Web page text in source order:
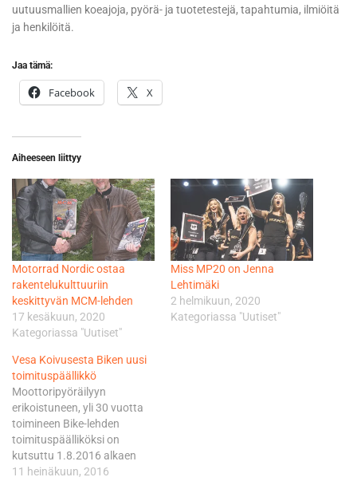
uutuusmallien koeajoja, pyörä- ja tuotetestejä, tapahtumia, ilmiöitä
ja henkilöitä.
Jaa tämä:
Facebook X
Aiheeseen liittyy
Motorrad Nordic ostaa
rakentelukulttuuriin
keskittyvän MCM-lehden
17 kesäkuun, 2020
Kategoriassa "Uutiset"
Miss MP20 on Jenna
Lehtimäki
2 helmikuun, 2020
Kategoriassa "Uutiset"
Vesa Koivusesta Biken uusi
toimituspäällikkö
Moottoripyöräilyyn
erikoistuneen, yli 30 vuotta
toimineen Bike-lehden
toimituspäälliköksi on
kutsuttu 1.8.2016 alkaen
Vesa Koivunen, 40. Bikeä
11 heinäkuun, 2016